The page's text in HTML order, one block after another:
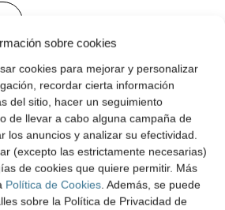
sobre cookies
cookies para mejorar y personalizar
recordar cierta información
del sitio, hacer un seguimiento
de llevar a cabo alguna campaña de
los anuncios y analizar su efectividad.
(excepto las estrictamente necesarias)
de cookies que quiere permitir. Más
Política de Cookies. Además, se puede
sobre la Política de Privacidad de